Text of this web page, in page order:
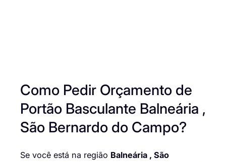
Como Pedir Orçamento de
Portão Basculante Balneária ,
São Bernardo do Campo?
Se você está na região Balneária , São